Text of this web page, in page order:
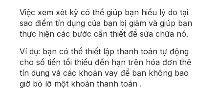
Việc xem xét kỹ có thể giúp bạn hiểu lý do tại
sao điểm tín dụng của bạn bị giảm và giúp bạn
thực hiện các bước cần thiết để sửa chữa nó.
Ví dụ: bạn có thể thiết lập thanh toán tự động
cho số tiền tối thiểu đến hạn trên hóa đơn thẻ
tín dụng và các khoản vay để bạn không bao
giờ bỏ lỡ một khoản thanh toán .